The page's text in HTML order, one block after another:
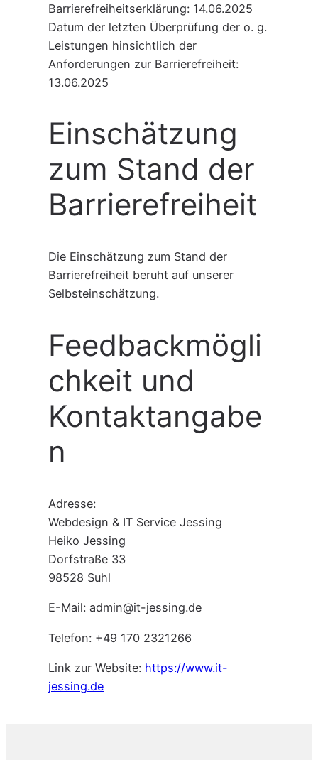
Barrierefreiheitserklärung: 14.06.2025
Datum der letzten Überprüfung der o. g.
Leistungen hinsichtlich der
Anforderungen zur Barrierefreiheit:
13.06.2025
Einschätzung
zum Stand der
Barrierefreiheit
Die Einschätzung zum Stand der
Barrierefreiheit beruht auf unserer
Selbsteinschätzung.
Feedbackmögli
chkeit und
Kontaktangabe
n
Adresse:
Webdesign & IT Service Jessing
Heiko Jessing
Dorfstraße 33
98528 Suhl
E-Mail: admin@it-jessing.de
Telefon: +49 170 2321266
Link zur Website: https://www.it-
jessing.de